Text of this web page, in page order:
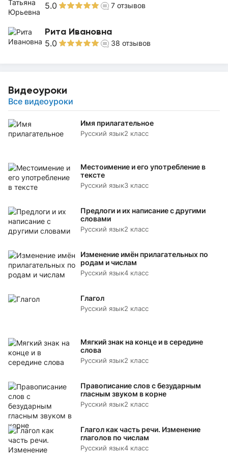
5.0 7 отзывов
Рита Ивановна
5.0 38 отзывов
Видеоуроки
Все видеоуроки
Имя прилагательное
Русский язык2 класс
Местоимение и его употребление в
тексте
Русский язык3 класс
Предлоги и их написание с другими
словами
Русский язык2 класс
Изменение имён прилагательных по
родам и числам
Русский язык4 класс
Глагол
Русский язык2 класс
Мягкий знак на конце и в середине
слова
Русский язык2 класс
Правописание слов с безударным
гласным звуком в корне
Русский язык2 класс
Глагол как часть речи. Изменение
глаголов по числам
Русский язык4 класс